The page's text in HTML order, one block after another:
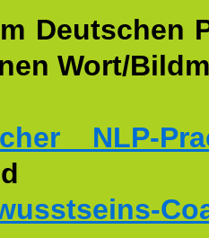
Deutschen
Wort/
NLP-